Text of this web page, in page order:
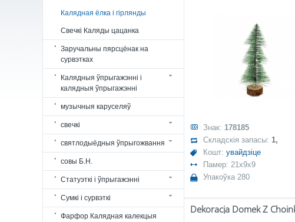
Калядная ёлка і гірлянды
Свечкі Каляды цацанка
Заручальны пярсцёнак на
сурвэтках
Калядныя ўпрыгажэнні і
калядныя ўпрыгажэнні
музычныя каруселяў
свечкі
святлодыёдныя ўпрыгожвання
совы Б.Н.
Статуэткі і ўпрыгажэнні
Сумкі і сурвэткі
Фарфор Калядная калекцыя
Знак: 178185
Складскія запасы: 1,
Кошт: увайдзіце
Памер: 21x9x9
Упакоўка 280